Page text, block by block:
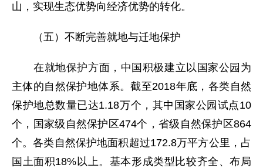
山，实现生态优势向经济优势的转化。
（五）不断完善就地与迁地保护
在就地保护方面，中国积极建立以国家公园为
主体的自然保护地体系。截至2018年底，各类自然
保护地总数量已达1.18万个，其中国家公园试点10
个，国家级自然保护区474个，省级自然保护区864
个。各类自然保护地面积超过172.8万平方公里，占
国土面积18%以上。基本形成类型比较齐全、布局